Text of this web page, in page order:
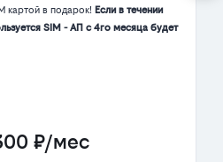
картой в подарок! Если в течении
SIM - АП с 4го месяца будет
₽/мес